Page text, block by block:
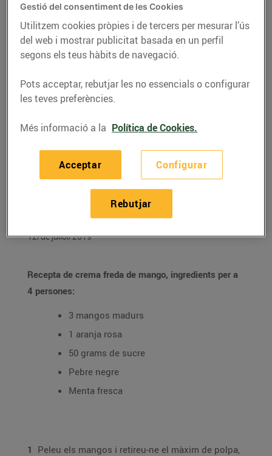
RECEPTES
Recepta de crema freda
de mango
12/de juliol/2019
Recepta de crema freda de mango, ingredients per a
4 persones:
3 mangos madurs
1 aranja rosa
50 grams de sucre
Pebre negre
Menta fresca
1 Peleu els mangos i retireu-ne el màxim de polpa,
Gestió del consentiment de les Cookies
Utilitzem cookies pròpies i de tercers per mesurar l’ús
del web i mostrar publicitat basada en un perfil
segons els teus hàbits de navegació.
Pots acceptar, rebutjar les no essencials o configurar
les teves preferències.
Més informació a la Política de Cookies.
Configurar
Rebutjar
Acceptar